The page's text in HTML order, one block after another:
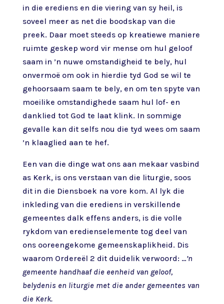
in die erediens en die viering van sy heil, is
soveel meer as net die boodskap van die
preek. Daar moet steeds op kreatiewe maniere
ruimte geskep word vir mense om hul geloof
saam in ’n nuwe omstandigheid te bely, hul
onvermoë om ook in hierdie tyd God se wil te
gehoorsaam saam te bely, en om ten spyte van
moeilike omstandighede saam hul lof- en
danklied tot God te laat klink. In sommige
gevalle kan dit selfs nou die tyd wees om saam
’n klaaglied aan te hef.
Een van die dinge wat ons aan mekaar vasbind
as Kerk, is ons verstaan van die liturgie, soos
dit in die Diensboek na vore kom. Al lyk die
inkleding van die erediens in verskillende
gemeentes dalk effens anders, is die volle
rykdom van eredienselemente tog deel van
ons ooreengekome gemeenskaplikheid. Dis
waarom Ordereël 2 dit duidelik verwoord: …’n
gemeente handhaaf die eenheid van geloof,
belydenis en liturgie met die ander gemeentes van
die Kerk.